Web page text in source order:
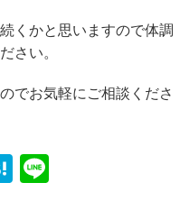
くかと思いますので体調
さい。
でお気軽にご相談くださ
Hatena